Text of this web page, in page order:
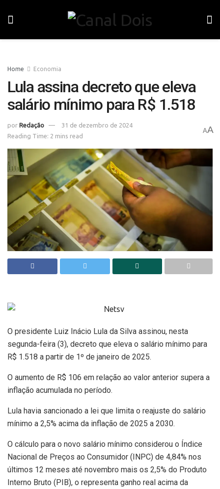
Home Economia
Lula assina decreto que eleva
salário mínimo para R$ 1.518
por Redação
31 de dezembro de 2024
Reading Time: 2 mins read
AA
O presidente Luiz Inácio Lula da Silva assinou, nesta
segunda-feira (3), decreto que eleva o salário mínimo para
R$ 1.518 a partir de 1º de janeiro de 2025.
O aumento de R$ 106 em relação ao valor anterior supera a
inflação acumulada no período.
Lula havia sancionado a lei que limita o reajuste do salário
mínimo a 2,5% acima da inflação de 2025 a 2030.
O cálculo para o novo salário mínimo considerou o Índice
Nacional de Preços ao Consumidor (INPC) de 4,84% nos
últimos 12 meses até novembro mais os 2,5% do Produto
Interno Bruto (PIB), o representa ganho real acima da